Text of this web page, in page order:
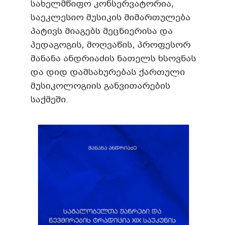
სახელმწიფო კონსერვატორია,
საეკლესიო მუსიკის მიმართულება
პატივს მიაგებს მეცნიერისა და
პედაგოგის, მოღვაწის, პროფესორ
მანანა ანდრიაძის ნათელს ხსოვნას
და დიდ დამსახურებას ქართული
მუსიკოლოგიის განვითარების
საქმეში.